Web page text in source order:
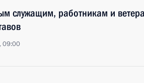
служащим, работникам и
09:00